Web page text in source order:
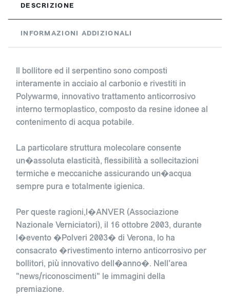
DESCRIZIONE
INFORMAZIONI ADDIZIONALI
Il bollitore ed il serpentino sono composti
interamente in acciaio al carbonio e rivestiti in
Polywarm©, innovativo trattamento anticorrosivo
interno termoplastico, composto da resine idonee al
contenimento di acqua potabile.
La particolare struttura molecolare consente
un�assoluta elasticità, flessibilità a sollecitazioni
termiche e meccaniche assicurando un�acqua
sempre pura e totalmente igienica.
Per queste ragioni,l�ANVER (Associazione
Nazionale Verniciatori), il 16 ottobre 2003, durante
l�evento �Polveri 2003� di Verona, lo ha
consacrato �rivestimento interno anticorrosivo per
bollitori, più innovativo dell�anno�. Nell'area
"news/riconoscimenti" le immagini della
premiazione.